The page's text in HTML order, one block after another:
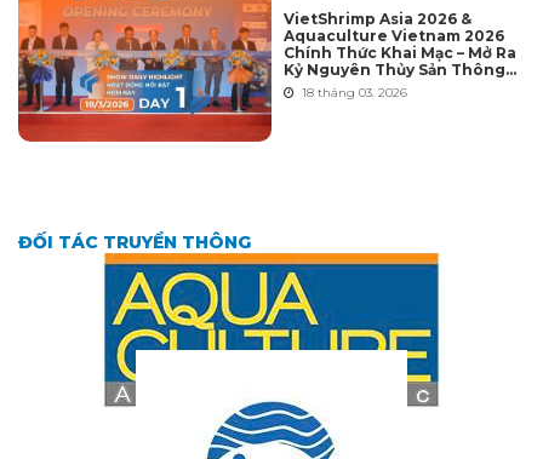
VietShrimp Asia 2026 &
Aquaculture Vietnam 2026
Chính Thức Khai Mạc – Mở Ra
Kỷ Nguyên Thủy Sản Thông
Minh Hội Nhập Toàn Cầu
18 tháng 03. 2026
ĐỐI TÁC TRUYỀN THÔNG